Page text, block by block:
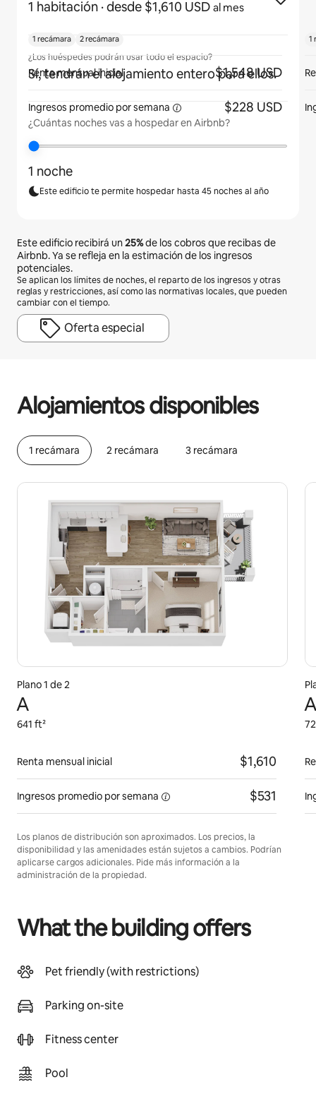
1 habitación · desde $1,610 USD al mes
¿Los huéspedes podrán usar todo el espacio?
Sí, tendrán el alojamiento entero para ellos.
¿Cuántas noches vas a hospedar en Airbnb?
1 noche
Este edificio te permite hospedar hasta 45 noches al año
Este edificio recibirá un25%de los cobros que recibas de
Airbnb. Ya se refleja en la estimación de los ingresos
potenciales.
Se aplican los límites de noches, el reparto de los ingresos y otras
reglas y restricciones, así como las normativas locales, que pueden
cambiar con el tiempo.
Oferta especial
Alojamientos disponibles
1 recámara 2 recámara 3 recámara
Plano 1 de 2
A
641 ft²
Renta mensual inicial $1,610
Ingresos promedio porsemana $531
Los planos de distribución son aproximados. Los precios, la
disponibilidad y las amenidades están sujetos a cambios. Podrían
aplicarse cargos adicionales. Pide más información a la
administración de la propiedad.
What the building offers
Pet friendly (with restrictions)
Parking on-site
Fitness center
Pool
1 recámara 2 recámara
Renta mensual inicial $1,548 USD
Ingresos promedio porsemana $228 USD
1